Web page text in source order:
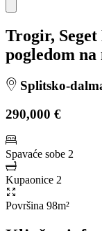
Trogir, Seget
pogledom na
Splitsko-
290,000 €
Spavaće sobe 2
Kupaonice 2
Površina 98m²